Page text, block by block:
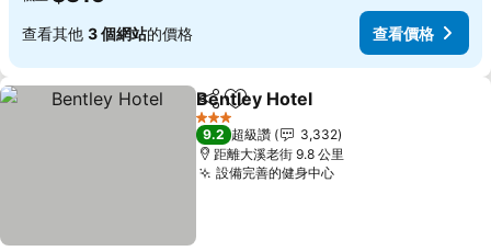
查看其他 3 個網站的價格 查看價格
分享 加入我的最愛
Bentley Hotel
3 星級
9.2 超級讚
3,332
距離大溪老街 9.8 公里
設備完善的健身中心查看價格